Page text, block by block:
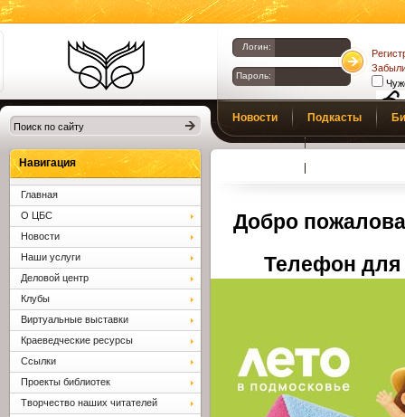
Библиотеки
Клина. Клинская
ЦБС.
Логин:
Пароль:
Новости Подкасты
Добро
Телефон для
Навигация
Главная
О ЦБС
Новости
Наши услуги
Деловой центр
Клубы
Виртуальные выставки
Краеведческие ресурсы
Ссылки
Проекты библиотек
Творчество наших читателей